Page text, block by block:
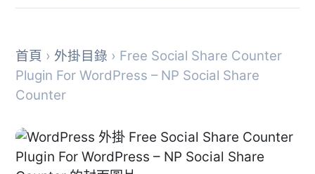
首頁 › 外掛目錄 › Free Social Share Counter
Plugin For WordPress – NP Social Share
Counter